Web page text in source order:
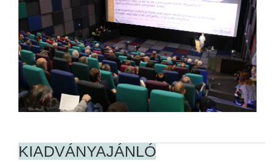
KIADVÁNYAJÁNLÓ